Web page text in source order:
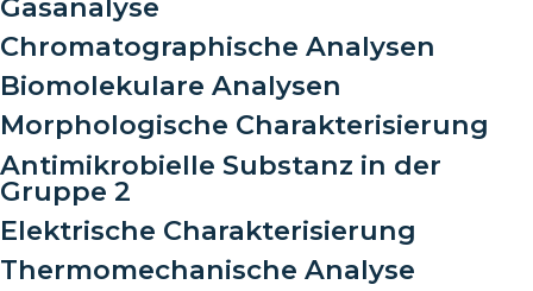
Gasanalyse
Chromatographische Analysen
Biomolekulare Analysen
Morphologische Charakterisierung
Antimikrobielle Substanz in der
Gruppe 2
Elektrische Charakterisierung
Thermomechanische Analyse